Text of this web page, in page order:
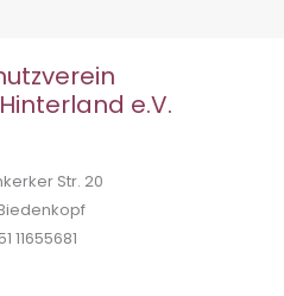
e.V.
Str. 20
11655681